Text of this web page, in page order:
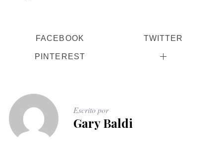
FACEBOOK TWITTER
PINTEREST
Escrito por
Gary Baldi